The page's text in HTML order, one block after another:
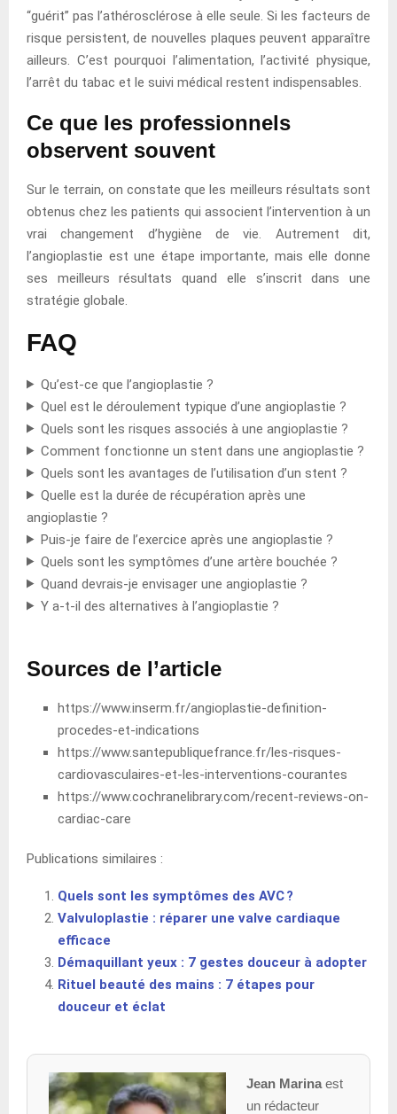
“guérit” pas l’athérosclérose à elle seule. Si les facteurs de
risque persistent, de nouvelles plaques peuvent apparaître
ailleurs. C’est pourquoi l’alimentation, l’activité physique,
l’arrêt du tabac et le suivi médical restent indispensables.
Ce que les professionnels
observent souvent
Sur le terrain, on constate que les meilleurs résultats sont
obtenus chez les patients qui associent l’intervention à un
vrai changement d’hygiène de vie. Autrement dit,
l’angioplastie est une étape importante, mais elle donne
ses meilleurs résultats quand elle s’inscrit dans une
stratégie globale.
FAQ
Qu’est-ce que l’angioplastie ?
Quel est le déroulement typique d’une angioplastie ?
Quels sont les risques associés à une angioplastie ?
Comment fonctionne un stent dans une angioplastie ?
Quels sont les avantages de l’utilisation d’un stent ?
Quelle est la durée de récupération après une
angioplastie ?
Puis-je faire de l’exercice après une angioplastie ?
Quels sont les symptômes d’une artère bouchée ?
Quand devrais-je envisager une angioplastie ?
Y a-t-il des alternatives à l’angioplastie ?
Sources de l’article
https://www.inserm.fr/angioplastie-definition-
procedes-et-indications
https://www.santepubliquefrance.fr/les-risques-
cardiovasculaires-et-les-interventions-courantes
https://www.cochranelibrary.com/recent-reviews-on-
cardiac-care
Publications similaires :
Quels sont les symptômes des AVC ?
Valvuloplastie : réparer une valve cardiaque
efficace
Démaquillant yeux : 7 gestes douceur à adopter
Rituel beauté des mains : 7 étapes pour
douceur et éclat
Jean Marinaest
un rédacteur